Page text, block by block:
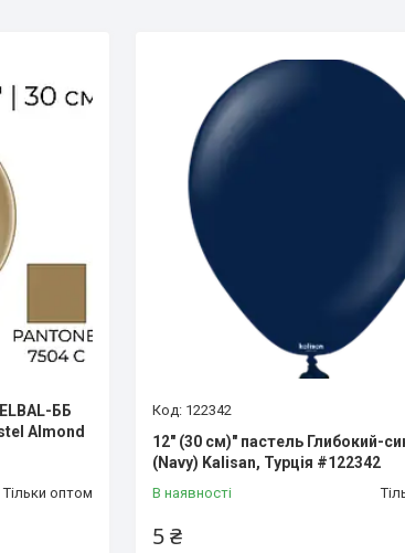
ББ
Almond
Тільки оптом
122342
12" (30 см)" пастель Глибокий-
(Navy) Kalisan, Турція #122342
В наявності
5 ₴